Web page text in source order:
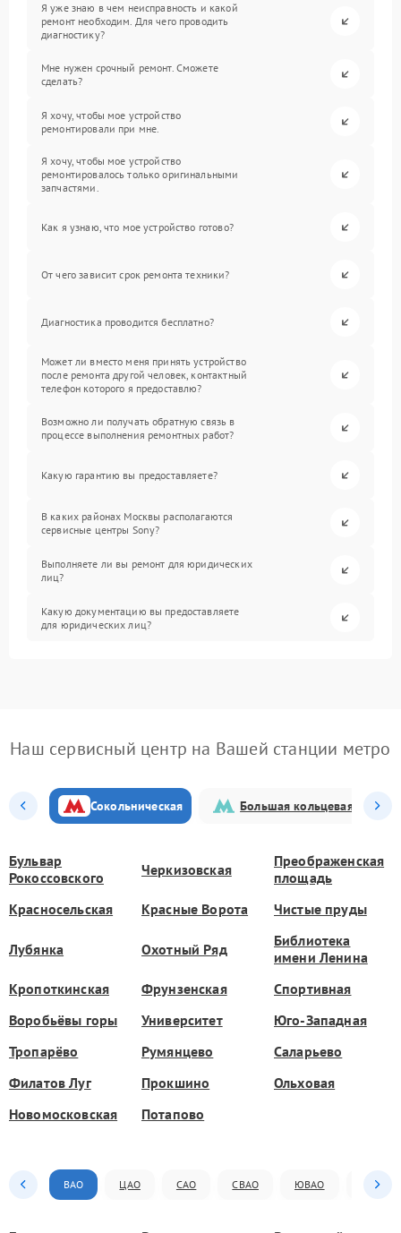
Я уже знаю в чем неисправность и какой
ремонт необходим. Для чего проводить
диагностику?
Мне нужен срочный ремонт. Сможете
сделать?
Я хочу, чтобы мое устройство
ремонтировали при мне.
Я хочу, чтобы мое устройство
ремонтировалось только оригинальными
запчастями.
Как я узнаю, что мое устройство готово?
От чего зависит срок ремонта техники?
Диагностика проводится бесплатно?
Может ли вместо меня принять устройство
после ремонта другой человек, контактный
телефон которого я предоставлю?
Возможно ли получать обратную связь в
процессе выполнения ремонтных работ?
Какую гарантию вы предоставляете?
В каких районах Москвы располагаются
сервисные центры Sony?
Выполняете ли вы ремонт для юридических
лиц?
Какую документацию вы предоставляете
для юридических лиц?
Наш сервисный центр на Вашей станции метро
Сокольническая Большая кольцевая
Бульвар
Рокоссовского
Черкизовская
Преображенская
площадь
Красносельская
Красные Ворота Чистые пруды
Лубянка Охотный Ряд
Библиотека
имени Ленина
Кропоткинская
Фрунзенская
Спортивная
Воробьёвы горы
Университет
Юго-Западная
Тропарёво
Румянцево
Саларьево
Филатов Луг
Прокшино
Ольховая
Новомосковская
Потапово
ВАО ЦАО САО СВАО ЮВАО ЮАО